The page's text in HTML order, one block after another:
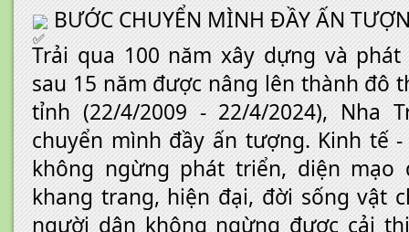
BƯỚC CHUYỂN MÌNH ĐẦY ẤN
Trải qua 100 năm xây dựng và phát
sau 15 năm được nâng lên thành đô
tỉnh (22/4/2009 - 22/4/2024), Nha
chuyển mình đầy ấn tượng. Kinh tế
không ngừng phát triển, diện mạo
khang trang, hiện đại, đời sống vật
người dân không ngừng được cải